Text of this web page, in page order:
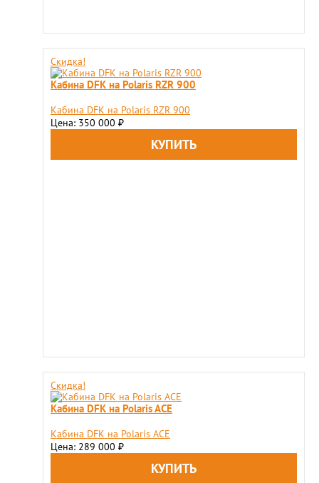
Скидка!
Кабина DFK на Polaris RZR 900
Кабина DFK на Polaris RZR 900
Цена: 350 000 ₽
Скидка!
Кабина DFK на Polaris ACE
Кабина DFK на Polaris ACE
Цена: 289 000 ₽